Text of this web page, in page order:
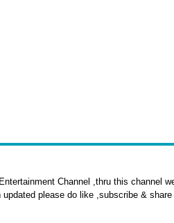
Channel ,thru this channel
please do like ,subscribe & share